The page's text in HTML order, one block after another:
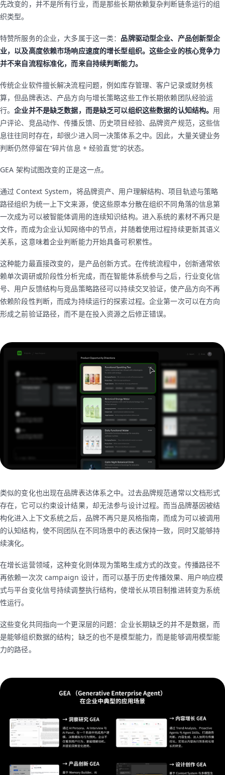
先改变的，并不是所有行业，而是那些长期依赖复杂判断链条运行的组
织类型。
特赞所服务的企业，大多属于这一类： 品牌驱动型企业、产品创新型企
业，以及高度依赖市场响应速度的增长型组织。这些企业的核心竞争力
并不来自流程标准化，而来自持续判断能力。
传统企业软件擅长解决流程问题，例如库存管理、客户记录或财务核
算，但品牌表达、产品方向与增长策略这些工作长期依赖团队经验运
行。企业并不是缺乏数据，而是缺乏可以组织这些数据的认知结构。 用
户评论、竞品动作、传播反馈、历史项目经验、品牌资产规范，这些信
息往往同时存在，却很少进入同一决策体系之中。因此，大量关键业务
判断仍然停留在“碎片信息 + 经验直觉”的状态。
GEA 架构试图改变的正是这一点。
通过 Context System，将品牌资产、用户理解结构、项目轨迹与策略
路径组织为统一上下文来源，使这些原本分散在组织不同角落的信息第
一次成为可以被智能体调用的连续知识结构。进入系统的素材不再只是
文件，而成为企业认知网络中的节点，并随着使用过程持续更新其语义
关系，这意味着企业判断能力开始具备可积累性。
这种能力最直接改变的，是产品创新方式。在传统流程中，创新通常依
赖单次调研或阶段性分析完成，而在智能体系统参与之后，行业变化信
号、用户反馈结构与竞品策略路径可以持续交叉验证，使产品方向不再
依赖阶段性判断，而成为持续运行的探索过程。企业第一次可以在方向
形成之前验证路径，而不是在投入资源之后修正错误。
类似的变化也出现在品牌表达体系之中。过去品牌规范通常以文档形式
存在，它可以约束设计结果，却无法参与设计过程。而当品牌基因被结
构化进入上下文系统之后，品牌不再只是风格指南，而成为可以被调用
的认知结构，使不同团队在不同场景中的表达保持一致，同时又能够持
续演化。
在增长运营领域，这种变化则体现为策略生成方式的改变。传播路径不
再依赖一次次 campaign 设计，而可以基于历史传播效果、用户响应模
式与平台变化信号持续调整执行结构，使增长从项目制推进转变为系统
性运行。
这些变化共同指向一个更深层的问题：企业长期缺乏的并不是数据，而
是能够组织数据的结构；缺乏的也不是模型能力，而是能够调用模型能
力的路径。